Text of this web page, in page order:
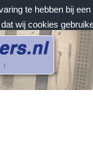
te hebben bij
wij cookies